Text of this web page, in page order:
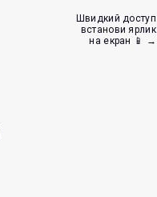
Швидкий доступ
встанови ярлик
на екран 📱 →